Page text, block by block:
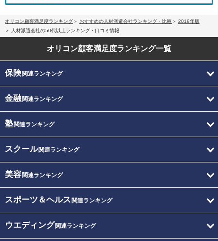
オリコン顧客満足度ランキング おすすめの人材派遣会社ランキング・比較
2019年版
人材派遣会社の50代以上ランキング・口コミ情報
オリコン顧客満足度ランキング一覧
保険関連ランキング
金融関連ランキング
塾関連ランキング
スクール関連ランキング
美容関連ランキング
スポーツ＆ヘルス 関連ランキング
ウエディング関連ランキング